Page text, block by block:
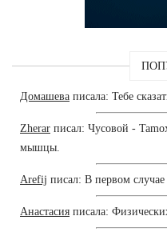
Домашева писала: Тебе
Zherar писал: Чусовой -
мышцы.
Arefij писал: В первом случае
Анастасия писала: